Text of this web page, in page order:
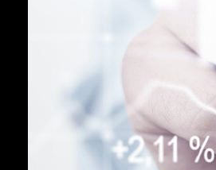
ลงทุนใน
แต่ละ
แผนการ